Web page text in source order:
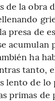
de la obra
presa de
acumulan
ha
tanto,
lento de lo
primas de